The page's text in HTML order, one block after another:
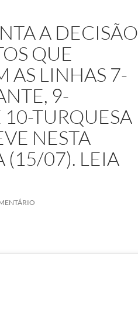
A DECISÃO
QUE
AS LINHAS 7-
9-
10-TURQUESA
NESTA
(15/07). LEIA